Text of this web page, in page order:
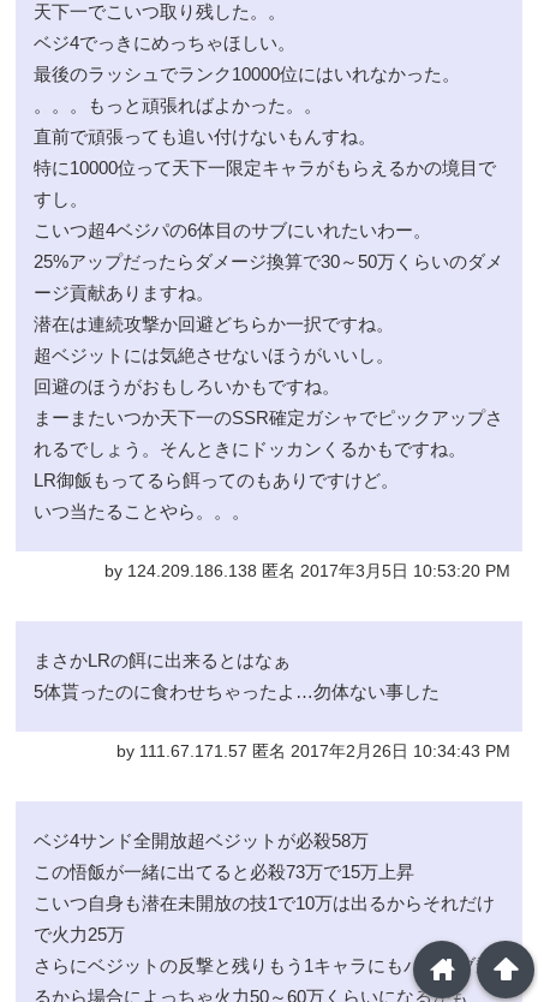
天下一でこいつ取り残した。。
ベジ4でっきにめっちゃほしい。
最後のラッシュでランク10000位にはいれなかった。
。。。もっと頑張ればよかった。。
直前で頑張っても追い付けないもんすね。
特に10000位って天下一限定キャラがもらえるかの境目で
すし。
こいつ超4ベジパの6体目のサブにいれたいわー。
25%アップだったらダメージ換算で30～50万くらいのダメ
ージ貢献ありますね。
潜在は連続攻撃か回避どちらか一択ですね。
超ベジットには気絶させないほうがいいし。
回避のほうがおもしろいかもですね。
まーまたいつか天下一のSSR確定ガシャでピックアップさ
れるでしょう。そんときにドッカンくるかもですね。
LR御飯もってるら餌ってのもありですけど。
いつ当たることやら。。。
by 124.209.186.138 匿名 2017年3月5日 10:53:20 PM
まさかLRの餌に出来るとはなぁ
5体貰ったのに食わせちゃったよ…勿体ない事した
by 111.67.171.57 匿名 2017年2月26日 10:34:43 PM
ベジ4サンド全開放超ベジットが必殺58万
この悟飯が一緒に出てると必殺73万で15万上昇
こいつ自身も潜在未開放の技1で10万は出るからそれだけ
で火力25万
さらにベジットの反撃と残りもう1キャラにもパッシブ乗
るから場合によっちゃ火力50～60万くらいになるかも
arrowup
home